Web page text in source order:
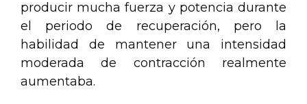
producir mucha fuerza y potencia durante
el periodo de recuperación, pero la
habilidad de mantener una intensidad
moderada de contracción realmente
aumentaba.